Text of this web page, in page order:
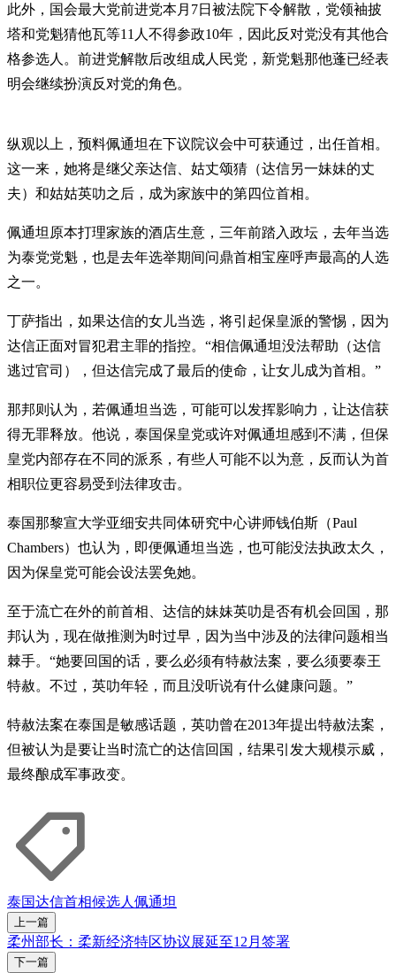
此外，国会最大党前进党本月7日被法院下令解散，党领袖披
塔和党魁猜他瓦等11人不得参政10年，因此反对党没有其他合
格参选人。前进党解散后改组成人民党，新党魁那他蓬已经表
明会继续扮演反对党的角色。
纵观以上，预料佩通坦在下议院议会中可获通过，出任首相。
这一来，她将是继父亲达信、姑丈颂猜（达信另一妹妹的丈
夫）和姑姑英叻之后，成为家族中的第四位首相。
佩通坦原本打理家族的酒店生意，三年前踏入政坛，去年当选
为泰党党魁，也是去年选举期间问鼎首相宝座呼声最高的人选
之一。
丁萨指出，如果达信的女儿当选，将引起保皇派的警惕，因为
达信正面对冒犯君主罪的指控。“相信佩通坦没法帮助（达信
逃过官司），但达信完成了最后的使命，让女儿成为首相。”
那邦则认为，若佩通坦当选，可能可以发挥影响力，让达信获
得无罪释放。他说，泰国保皇党或许对佩通坦感到不满，但保
皇党内部存在不同的派系，有些人可能不以为意，反而认为首
相职位更容易受到法律攻击。
泰国那黎宣大学亚细安共同体研究中心讲师钱伯斯（Paul
Chambers）也认为，即便佩通坦当选，也可能没法执政太久，
因为保皇党可能会设法罢免她。
至于流亡在外的前首相、达信的妹妹英叻是否有机会回国，那
邦认为，现在做推测为时过早，因为当中涉及的法律问题相当
棘手。“她要回国的话，要么必须有特赦法案，要么须要泰王
特赦。不过，英叻年轻，而且没听说有什么健康问题。”
特赦法案在泰国是敏感话题，英叻曾在2013年提出特赦法案，
但被认为是要让当时流亡的达信回国，结果引发大规模示威，
最终酿成军事政变。
泰国达信首相候选人佩通坦
上一篇
柔州部长：柔新经济特区协议展延至12月签署
下一篇